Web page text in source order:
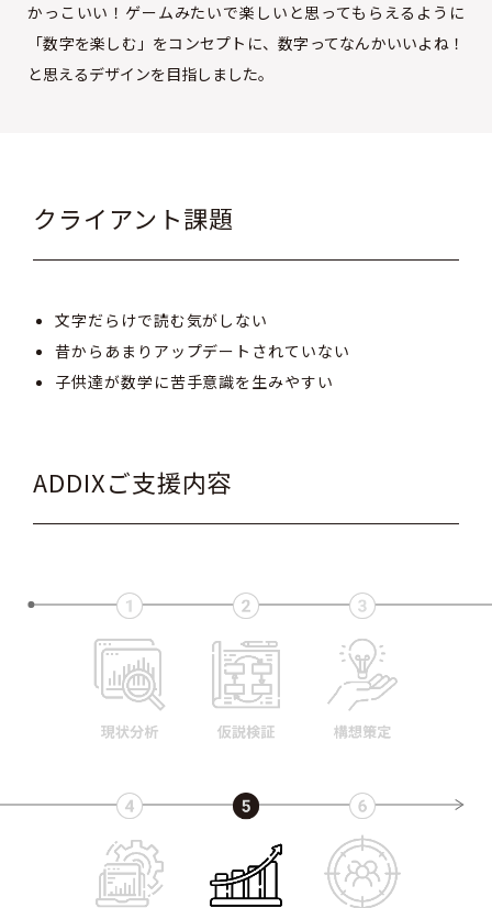
かっこいい！ゲームみたいで楽しいと思ってもらえるように
「数字を楽しむ」をコンセプトに、数字ってなんかいいよね！
と思えるデザインを目指しました。
クライアント課題
文字だらけで読む気がしない
昔からあまりアップデートされていない
子供達が数学に苦手意識を生みやすい
ADDIXご支援内容